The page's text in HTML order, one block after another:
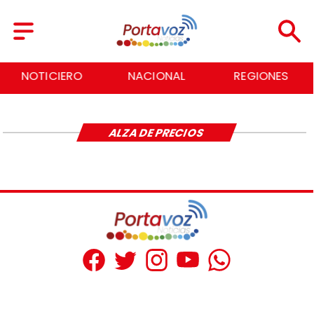
NOTICIERO NACIONAL REGIONES
ALZA DE PRECIOS